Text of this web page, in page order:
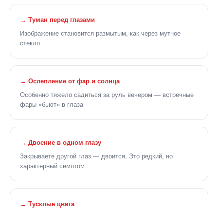
→ Туман перед глазами
Изображение становится размытым, как через мутное
стекло
→ Ослепление от фар и солнца
Особенно тяжело садиться за руль вечером — встречные
фары «бьют» в глаза
→ Двоение в одном глазу
Закрываете другой глаз — двоится. Это редкий, но
характерный симптом
→ Тусклые цвета